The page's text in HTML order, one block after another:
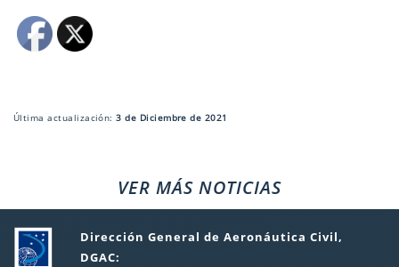
Última actualización:3 de Diciembre de 2021
VER MÁS NOTICIAS
Dirección General de Aeronáutica Civil,
DGAC: